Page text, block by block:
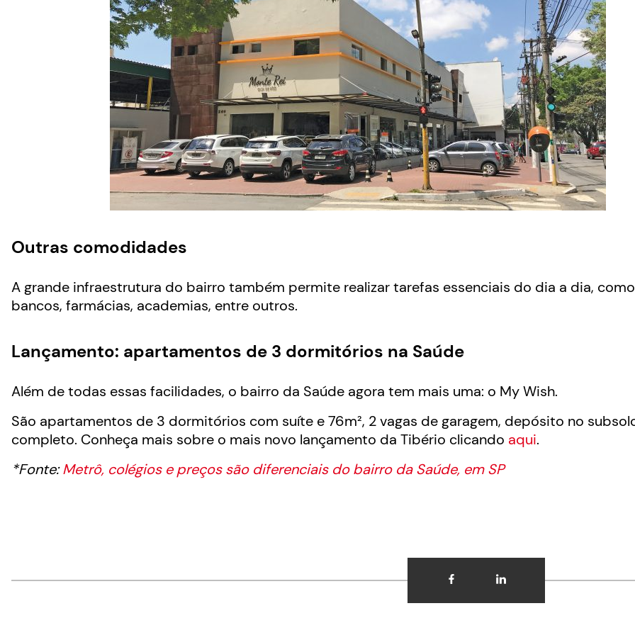
Outras comodidades
A grande infraestrutura do bairro também permite realizar tarefas essenciais do dia a dia,
bancos, farmácias, academias, entre outros.
Lançamento: apartamentos de 3 dormitórios na Saúde
Além de todas essas facilidades, o bairro da Saúde agora tem mais uma: o My Wish.
São apartamentos de 3 dormitórios com suíte e 76m², 2 vagas de garagem, depósito no
completo. Conheça mais sobre o mais novo lançamento da Tibério clicando aqui.
*Fonte:Metrô, colégios e preços são diferenciais do bairro da Saúde, em SP